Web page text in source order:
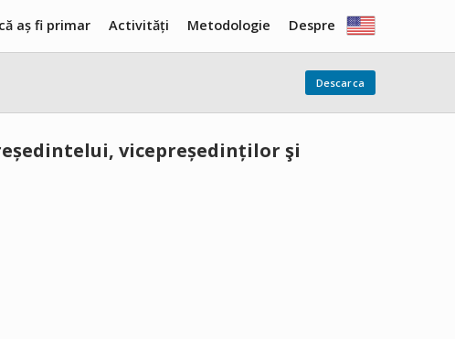
Despre
Metodologie
Activități
aș fi primar
Descarca
vicepreședinților şi